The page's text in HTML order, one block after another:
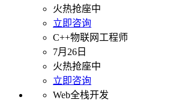
火热抢座中
立即咨询
C++物联网工程师
7月26日
火热抢座中
立即咨询
Web全栈开发